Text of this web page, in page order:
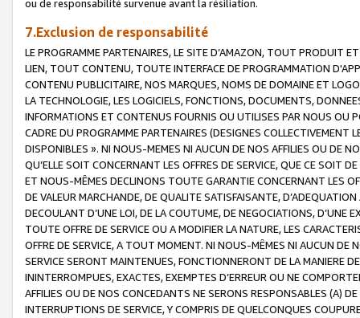
ou de responsabilité survenue avant la résiliation.
7.Exclusion de responsabilité
LE PROGRAMME PARTENAIRES, LE SITE D’AMAZON, TOUT PRODUIT
LIEN, TOUT CONTENU, TOUTE INTERFACE DE PROGRAMMATION
CONTENU PUBLICITAIRE, NOS MARQUES, NOMS DE DOMAINE ET
LA TECHNOLOGIE, LES LOGICIELS, FONCTIONS, DOCUMENTS,
INFORMATIONS ET CONTENUS FOURNIS OU UTILISES PAR NOUS OU
CADRE DU PROGRAMME PARTENAIRES (DESIGNES COLLECTIVEMENT
DISPONIBLES ». NI NOUS-MEMES NI AUCUN DE NOS AFFILIES OU DE
QU’ELLE SOIT CONCERNANT LES OFFRES DE SERVICE, QUE CE SOIT
ET NOUS-MÊMES DECLINONS TOUTE GARANTIE CONCERNANT LES
DE VALEUR MARCHANDE, DE QUALITE SATISFAISANTE,
DECOULANT D’UNE LOI, DE LA COUTUME, DE NEGOCIATIONS, D’UNE
TOUTE OFFRE DE SERVICE OU A MODIFIER LA NATURE, LES
OFFRE DE SERVICE, A TOUT MOMENT. NI NOUS-MÊMES NI AUCUN DE
SERVICE SERONT MAINTENUES, FONCTIONNERONT DE LA MANIERE
ININTERROMPUES, EXACTES, EXEMPTES D’ERREUR OU NE
AFFILIES OU DE NOS CONCEDANTS NE SERONS RESPONSABLES (A)
INTERRUPTIONS DE SERVICE, Y COMPRIS DE QUELCONQUES